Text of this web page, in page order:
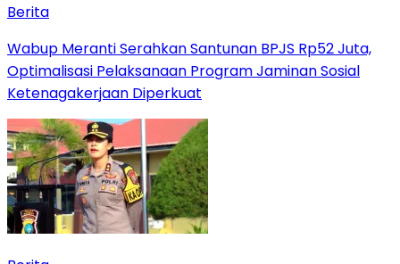
Berita
Wabup Meranti Serahkan Santunan BPJS Rp52 Juta,
Optimalisasi Pelaksanaan Program Jaminan Sosial
Ketenagakerjaan Diperkuat